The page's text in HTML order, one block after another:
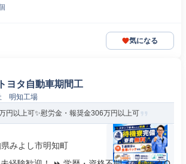
気になる
ヨタ自動車期間工
明知工場
円以上可✨慰労金・報奨金306万円以上可
みよし市明知町